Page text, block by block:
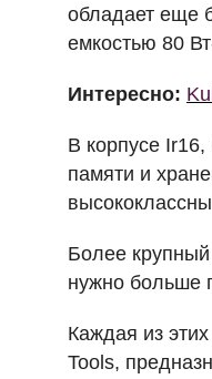
обладает еще
емкостью 80
Интересно:
В корпусе
памяти и
Более
нужно больше
Каждая из
Tools,